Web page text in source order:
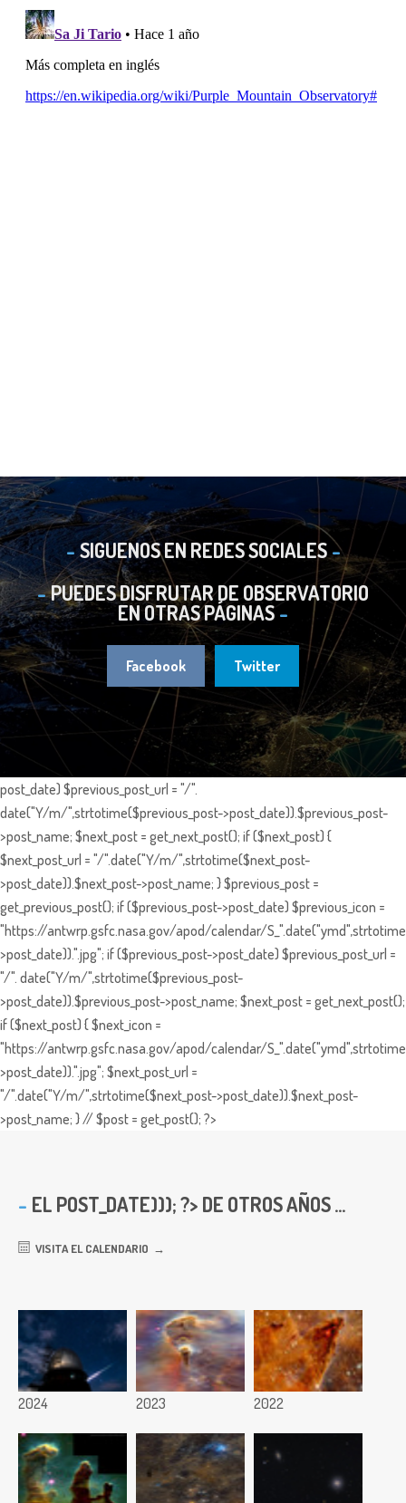
SIGUENOS EN REDES SOCIALES
PUEDES DISFRUTAR DE OBSERVATORIO
EN OTRAS PÁGINAS
Facebook Twitter
post_date) $previous_post_url = "/".
date("Y/m/",strtotime($previous_post->post_date)).$previous_post-
>post_name; $next_post = get_next_post(); if ($next_post) {
$next_post_url = "/".date("Y/m/",strtotime($next_post-
>post_date)).$next_post->post_name; } $previous_post =
get_previous_post(); if ($previous_post->post_date) $previous_icon =
"https://antwrp.gsfc.nasa.gov/apod/calendar/
>post_date)).".jpg"; if ($previous_post->post_date) $previous_post_url =
"/". date("Y/m/",strtotime($previous_post-
>post_date)).$previous_post->post_name; $next_post = get_next_post();
if ($next_post) { $next_icon =
"https://antwrp.gsfc.nasa.gov/apod/calendar/
>post_date)).".jpg"; $next_post_url =
"/".date("Y/m/",strtotime($next_post->post_date)).$next_post-
>post_name; } // $post = get_post(); ?>
EL POST_DATE))); ?> DE OTROS AÑOS ...
VISITA EL CALENDARIO
2024 2023 2022